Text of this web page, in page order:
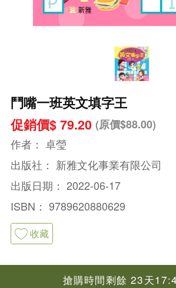
鬥嘴一班英文填字王
促銷價$ 79.20 (原價$88.00)
作者： 卓瑩
出版社： 新雅文化事業有限公司
出版日期： 2022-06-17
ISBN： 9789620880629
收藏
搶購時間剩餘 23天